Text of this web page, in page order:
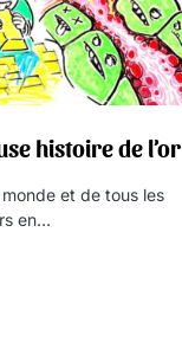
histoire de l’or
et de tous les
en…